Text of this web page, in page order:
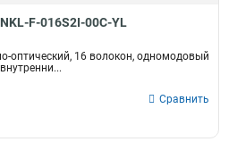
F-016S2I-00C-YL
оптический, 16 волокон, одномодовый
Сравнить